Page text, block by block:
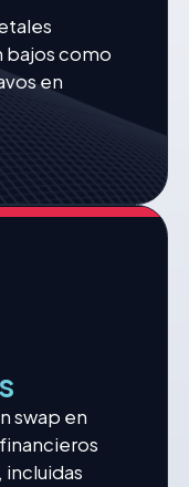
bajos como
en
swap en
incluidas